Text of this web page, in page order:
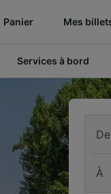
Panier Mes
Services à bord
De
À